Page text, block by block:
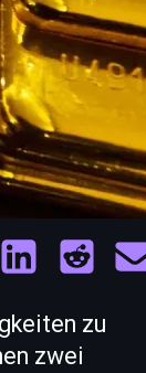
zu
zwei